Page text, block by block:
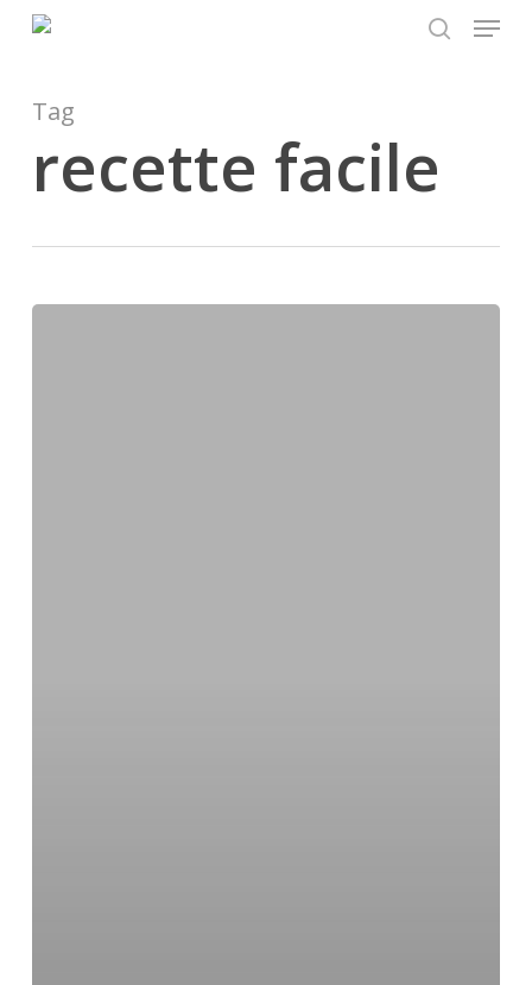
content
Menu
Tag
recette facile